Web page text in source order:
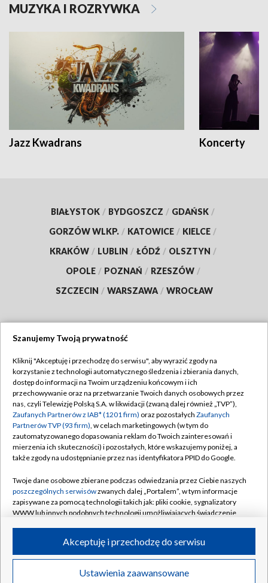
MUZYKA I ROZRYWKA
Jazz Kwadrans Koncerty
BIAŁYSTOK / BYDGOSZCZ / GDAŃSK /
GORZÓW WLKP. / KATOWICE / KIELCE /
KRAKÓW / LUBLIN / ŁÓDŹ / OLSZTYN /
OPOLE / POZNAŃ / RZESZÓW /
SZCZECIN / WARSZAWA / WROCŁAW
TVP
Abonament TVP
Emisja w TVP
Centrum informacji TVP
Naziemna Telewizja Cyfrowa
Rada Programowa
System NOS
Informacje o nadawcy
Program dla prasy
Regulamin TVP
Polityka prywatności
Moje zgody
Pomoc
Kontakt
Kanały
©2026 Telewizja Polska S.A. w likwidacji
Szanujemy Twoją prywatność
Kliknij "Akceptuję i przechodzę do serwisu", aby wyrazić zgody na
korzystanie z technologii automatycznego śledzenia i zbierania danych,
dostęp do informacji na Twoim urządzeniu końcowym i ich
przechowywanie oraz na przetwarzanie Twoich danych osobowych przez
nas, czyli Telewizję Polską S.A. w likwidacji (zwaną dalej również „TVP”),
Zaufanych Partnerów z IAB* (1201 firm) oraz pozostałych Zaufanych
Partnerów TVP (93 firm), w celach marketingowych (w tym do
zautomatyzowanego dopasowania reklam do Twoich zainteresowań i
mierzenia ich skuteczności) i pozostałych, które wskazujemy poniżej, a
także zgody na udostępnianie przez nas identyfikatora PPID do Google.
Twoje dane osobowe zbierane podczas odwiedzania przez Ciebie naszych
poszczególnych serwisówzwanych dalej „Portalem”, w tym informacje
zapisywane za pomocą technologii takich jak: pliki cookie, sygnalizatory
WWW lub innych podobnych technologii umożliwiających świadczenie
ruchu w Internecie.
Twoje dane osobowe zbierane podczas odwiedzania przez Ciebie
poszczególnych serwisówna Portalu, takie jak adresy IP, identyfikatory
Ustawienia zaawansowane
Akceptuję i przechodzę do serwisu